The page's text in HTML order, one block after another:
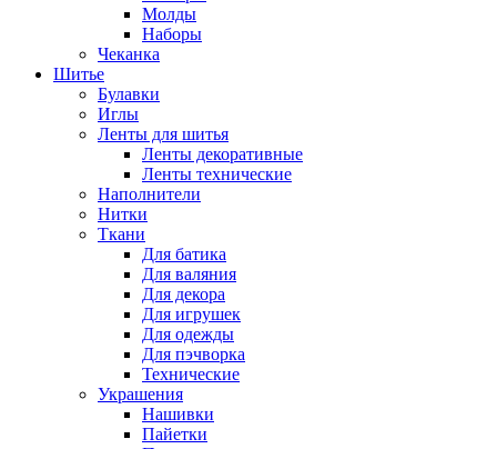
Молды
Наборы
Чеканка
Шитье
Булавки
Иглы
Ленты для шитья
Ленты декоративные
Ленты технические
Наполнители
Нитки
Ткани
Для батика
Для валяния
Для декора
Для игрушек
Для одежды
Для пэчворка
Технические
Украшения
Нашивки
Пайетки